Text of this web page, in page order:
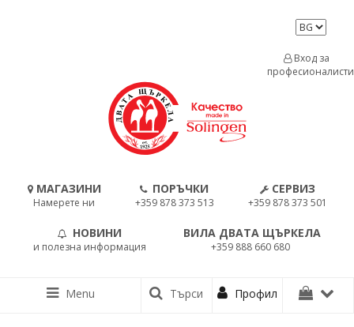
МАГАЗИНИ
Намерете ни
ПОРЪЧКИ
+359 878 373 513
СЕРВИЗ
+359 878 373 501
НОВИНИ
и полезна информация
ВИЛА ДВАТА ЩЪРКЕЛА
+359 888 660 680
Вход за
професионалисти
Menu Търси Профил